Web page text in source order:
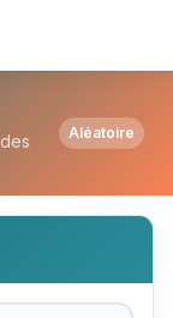
ou Avoir
Aléatoire